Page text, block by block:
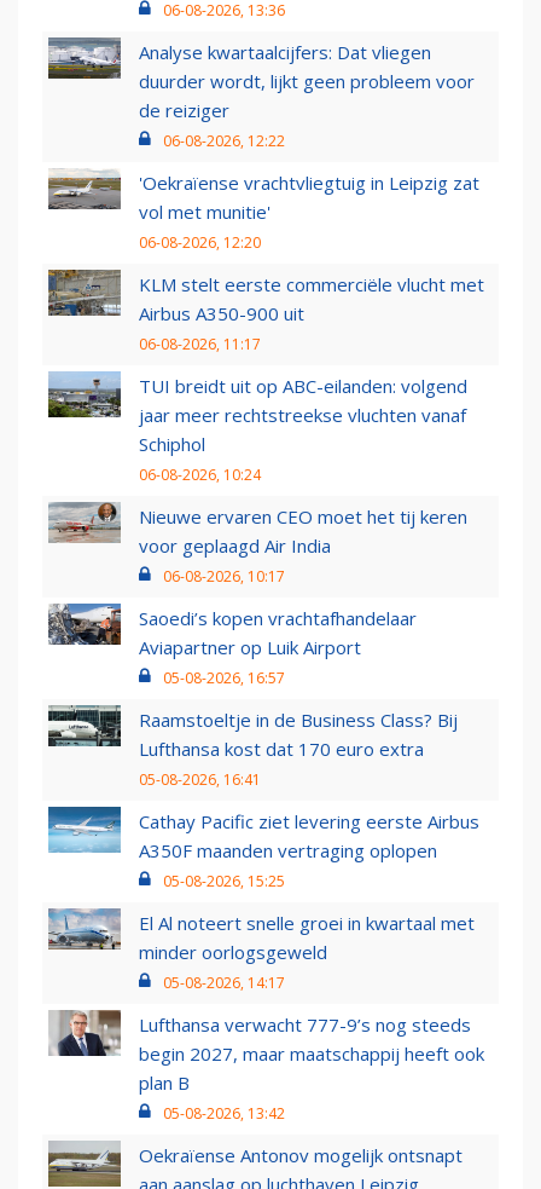
06-08-2026, 13:36
Analyse kwartaalcijfers: Dat vliegen
duurder wordt, lijkt geen probleem voor
de reiziger
06-08-2026, 12:22
'Oekraïense vrachtvliegtuig in Leipzig zat
vol met munitie'
06-08-2026, 12:20
KLM stelt eerste commerciële vlucht met
Airbus A350-900 uit
06-08-2026, 11:17
TUI breidt uit op ABC-eilanden: volgend
jaar meer rechtstreekse vluchten vanaf
Schiphol
06-08-2026, 10:24
Nieuwe ervaren CEO moet het tij keren
voor geplaagd Air India
06-08-2026, 10:17
Saoedi’s kopen vrachtafhandelaar
Aviapartner op Luik Airport
05-08-2026, 16:57
Raamstoeltje in de Business Class? Bij
Lufthansa kost dat 170 euro extra
05-08-2026, 16:41
Cathay Pacific ziet levering eerste Airbus
A350F maanden vertraging oplopen
05-08-2026, 15:25
El Al noteert snelle groei in kwartaal met
minder oorlogsgeweld
05-08-2026, 14:17
Lufthansa verwacht 777-9’s nog steeds
begin 2027, maar maatschappij heeft ook
plan B
05-08-2026, 13:42
Oekraïense Antonov mogelijk ontsnapt